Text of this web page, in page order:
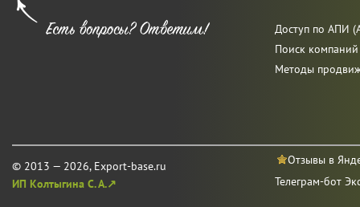
© 2013 — 2026, Export-base.ru
ИП Колтыгина С. А.↗
Доступ по АПИ
Поиск
Методы
Отзывы в
Телеграм-бот